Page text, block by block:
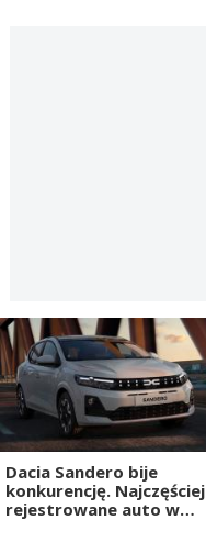
Dacia Sandero bije
konkurencję. Najczęściej
rejestrowane auto w